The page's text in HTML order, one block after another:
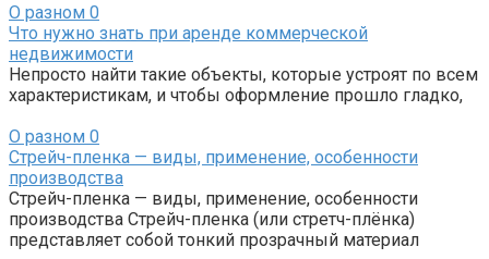
О разном 0
Что нужно знать при аренде коммерческой
недвижимости
Непросто найти такие объекты, которые устроят по всем
характеристикам, и чтобы оформление прошло гладко,
О разном 0
Стрейч-пленка — виды, применение, особенности
производства
Стрейч-пленка — виды, применение, особенности
производства Стрейч-пленка (или стретч-плёнка)
представляет собой тонкий прозрачный материал